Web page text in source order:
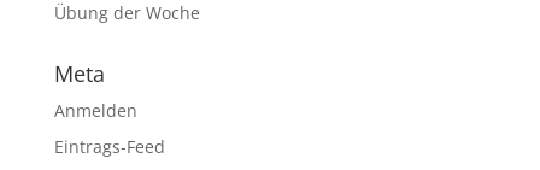
Übung der Woche
Meta
Anmelden
Eintrags-Feed